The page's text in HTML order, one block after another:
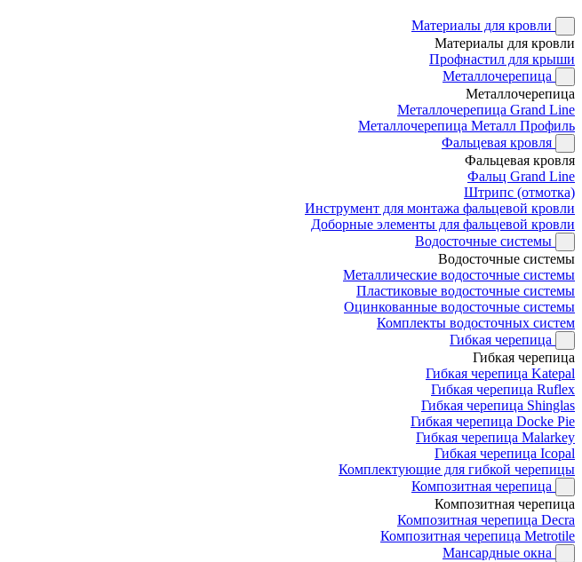
Материалы для кровли
Материалы для кровли
Профнастил для крыши
Металлочерепица
Металлочерепица
Металлочерепица Grand Line
Металлочерепица Металл Профиль
Фальцевая кровля
Фальцевая кровля
Фальц Grand Line
Штрипс (отмотка)
Инструмент для монтажа фальцевой кровли
Доборные элементы для фальцевой кровли
Водосточные системы
Водосточные системы
Металлические водосточные системы
Пластиковые водосточные системы
Оцинкованные водосточные системы
Комплекты водосточных систем
Гибкая черепица
Гибкая черепица
Гибкая черепица Katepal
Гибкая черепица Ruflex
Гибкая черепица Shinglas
Гибкая черепица Docke Pie
Гибкая черепица Malarkey
Гибкая черепица Icopal
Комплектующие для гибкой черепицы
Композитная черепица
Композитная черепица
Композитная черепица Decra
Композитная черепица Metrotile
Мансардные окна